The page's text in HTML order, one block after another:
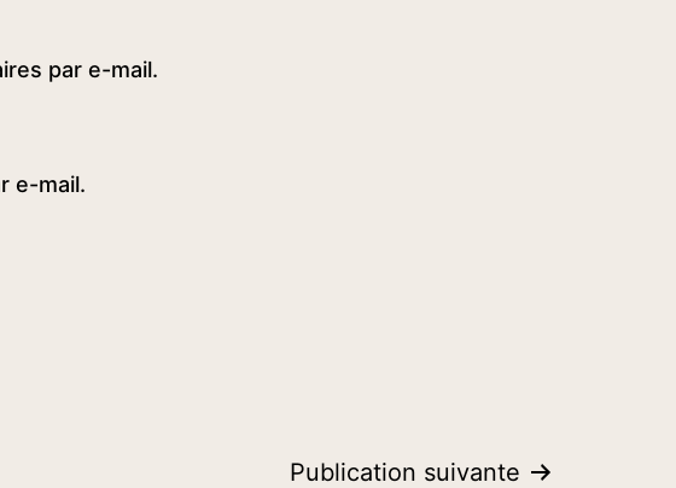
par e-mail.
e-mail.
Publication suivante